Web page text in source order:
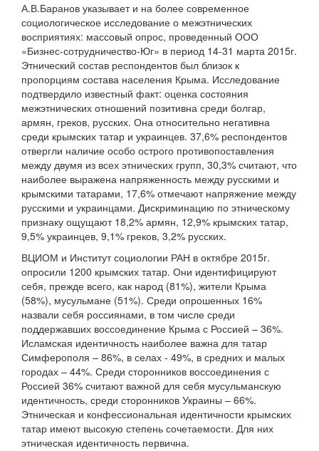
А.В.Баранов указывает и на более современное
социологическое исследование о межэтнических
восприятиях: массовый опрос, проведенный ООО
«Бизнес-сотрудничество-Юг» в период 14-31 марта 2015г.
Этнический состав респондентов был близок к
пропорциям состава населения Крыма. Исследование
подтвердило известный факт: оценка состояния
межэтнических отношений позитивна среди болгар,
армян, греков, русских. Она относительно негативна
среди крымских татар и украинцев. 37,6% респондентов
отвергли наличие особо острого противопоставления
между двумя из всех этнических групп, 30,3% считают, что
наиболее выражена напряженность между русскими и
крымскими татарами, 17,6% отмечают напряжение между
русскими и украинцами. Дискриминацию по этническому
признаку ощущают 18,2% армян, 12,9% крымских татар,
9,5% украинцев, 9,1% греков, 3,2% русских.
ВЦИОМ и Институт социологии РАН в октябре 2015г.
опросили 1200 крымских татар. Они идентифицируют
себя, прежде всего, как народ (81%), жители Крыма
(58%), мусульмане (51%). Среди опрошенных 16%
назвали себя россиянами, в том числе среди
поддержавших воссоединение Крыма с Россией – 36%.
Исламская идентичность наиболее важна для татар
Симферополя – 86%, в селах - 49%, в средних и малых
городах – 44%. Среди сторонников воссоединения с
Россией 36% считают важной для себя мусульманскую
идентичность, среди сторонников Украины – 66%.
Этническая и конфессиональная идентичности крымских
татар имеют высокую степень сочетаемости. Для них
этническая идентичность первична.